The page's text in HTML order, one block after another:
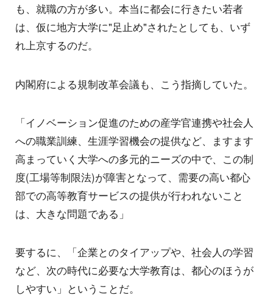
も、就職の方が多い。本当に都会に行きたい若者
は、仮に地方大学に"足止め"されたとしても、いず
れ上京するのだ。
内閣府による規制改革会議も、こう指摘していた。
「イノベーション促進のための産学官連携や社会人
への職業訓練、生涯学習機会の提供など、ますます
高まっていく大学への多元的ニーズの中で、この制
度(工場等制限法)が障害となって、需要の高い都心
部での高等教育サービスの提供が行われないこと
は、大きな問題である」
要するに、「企業とのタイアップや、社会人の学習
など、次の時代に必要な大学教育は、都心のほうが
しやすい」ということだ。